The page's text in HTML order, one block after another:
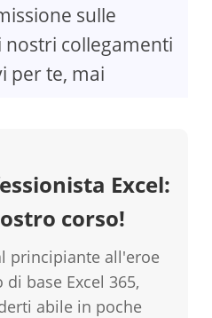
sulle
collegamenti
per te, mai
Excel:
corso!
principiante all'eroe
base Excel 365,
abile in poche